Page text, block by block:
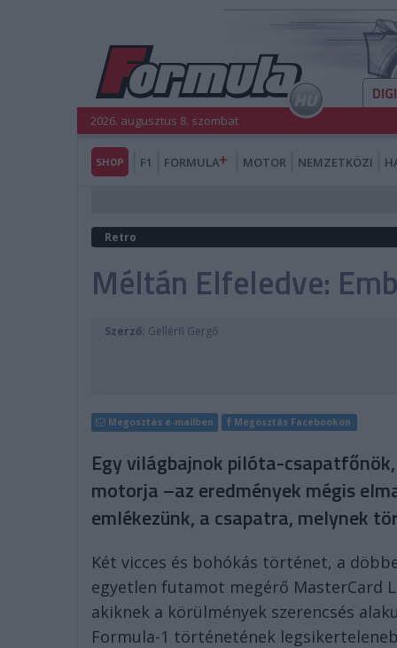
2026. augusztus 8. szombat
SHOP F1 FORMULA MOTOR NEMZETKÖZI
Retro
Méltán Elfeledve:
Szerző: Gellérfi Gergő
Megosztás e-mailben Megosztás Facebookon
Egy világbajnok pilóta-
motorja –az eredmények mégis
emlékezünk, a csapatra, melynek
Két vicces és bohókás történet, a
egyetlen futamot megérő MasterCard
akiknek a körülmények szerencsés
Formula-1 történetének